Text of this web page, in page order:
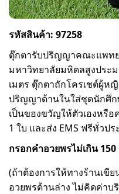
รหัสสินค้า: 97258
ตุ๊กตารับปริญญาคณะแพท
มหาวิทยาลัยมหิดลสูงประ
เมตร ตุ๊กตาถักโครเชต์ผู้ห
ปริญญาด้านในใส่ชุดนักศึ
เป็นของขวัญให้ตัวเองหรื
1 ใบ และส่ง EMS ฟรีทั่วปร
กรอกคำอวยพรไม่เกิน
(ถ้าต้องการให้ทางร้านเขี
อวยพรด้านล่าง ไม่คิดค่าบ